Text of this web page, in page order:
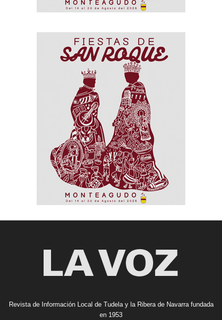
Revista de Información Local de Tudela y la Ribera de Navarra fundada
en 1953